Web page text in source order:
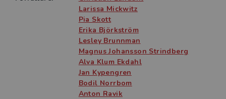
Larissa Mickwitz
Pia Skott
Erika Björkström
Lesley Brunnman
Magnus Johansson Strindberg
Alva Klum Ekdahl
Jan Kypengren
Bodil Norrbom
Anton Ravik